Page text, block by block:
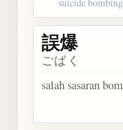
誤爆
ごばく
salah sasaran bom